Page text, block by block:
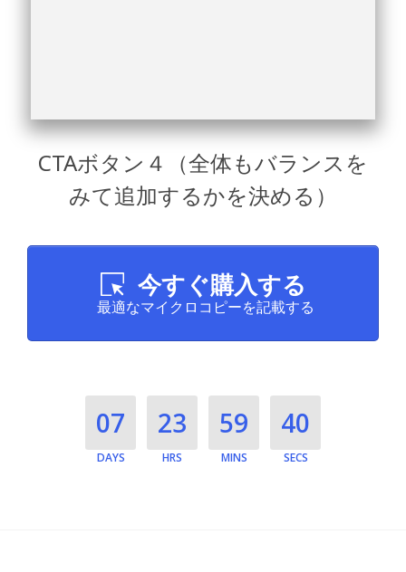
CTAボタン４（全体もバランスを
みて追加するかを決める）
今すぐ購入する
最適なマイクロコピーを記載する
07
DAYS
23
HRS
59
MINS
39
SECS